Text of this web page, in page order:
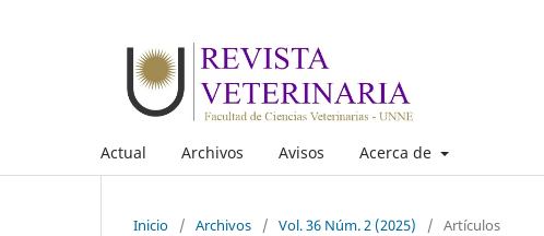
Actual Archivos Avisos Acerca de
Inicio / Archivos / Vol. 36 Núm. 2 (2025) / Artículos